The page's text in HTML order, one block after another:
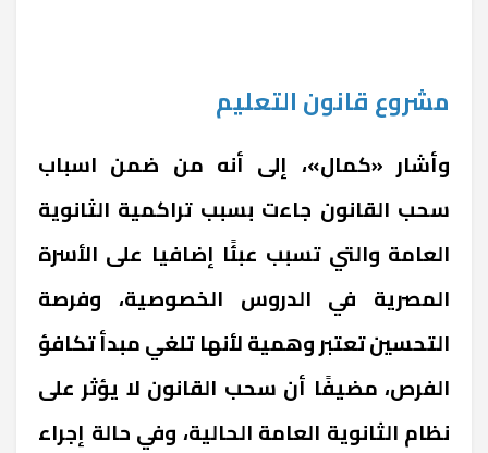
مشروع قانون التعليم
وأشار «كمال»، إلى أنه من ضمن اسباب
سحب القانون جاءت بسبب تراكمية الثانوية
العامة والتي تسبب عبئًا إضافيا على الأسرة
المصرية في الدروس الخصوصية، وفرصة
التحسين تعتبر وهمية لأنها تلغي مبدأ تكافؤ
الفرص، مضيفًا أن سحب القانون لا يؤثر على
نظام الثانوية العامة الحالية، وفي حالة إجراء